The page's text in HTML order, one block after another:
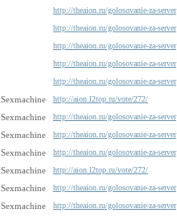
http://theaion.ru/golosovanie-za-server
http://theaion.ru/golosovanie-za-server
http://theaion.ru/golosovanie-za-server
http://theaion.ru/golosovanie-za-server
http://theaion.ru/golosovanie-za-server
Sexmachine http://aion.l2top.ru/vote/272/
Sexmachine http://theaion.ru/golosovanie-za-server
Sexmachine http://theaion.ru/golosovanie-za-server
Sexmachine http://theaion.ru/golosovanie-za-server
Sexmachine http://aion.l2top.ru/vote/272/
Sexmachine http://theaion.ru/golosovanie-za-server
Sexmachine http://theaion.ru/golosovanie-za-server